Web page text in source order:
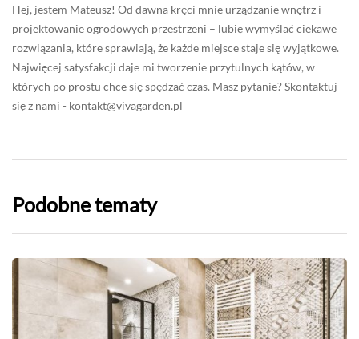
Hej, jestem Mateusz! Od dawna kręci mnie urządzanie wnętrz i
projektowanie ogrodowych przestrzeni – lubię wymyślać ciekawe
rozwiązania, które sprawiają, że każde miejsce staje się wyjątkowe.
Najwięcej satysfakcji daje mi tworzenie przytulnych kątów, w
których po prostu chce się spędzać czas. Masz pytanie? Skontaktuj
się z nami - kontakt@vivagarden.pl
Podobne tematy